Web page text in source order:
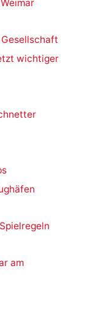
wichtiger
am